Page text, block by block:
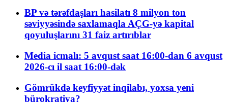
BP və tərəfdaşları hasilatı 8 milyon ton
səviyyəsində saxlamaqla AÇG-yə kapital
qoyuluşlarını 31 faiz artırıblar
Media icmalı: 5 avqust saat 16:00-dan 6 avqust
2026-cı il saat 16:00-dək
Gömrükdə keyfiyyət inqilabı, yoxsa yeni
bürokratiya?